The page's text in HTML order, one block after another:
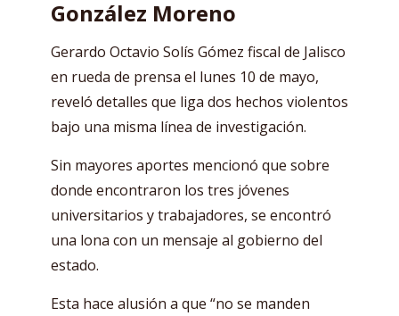
González Moreno
Gerardo Octavio Solís Gómez fiscal de Jalisco
en rueda de prensa el lunes 10 de mayo,
reveló detalles que liga dos hechos violentos
bajo una misma línea de investigación.
Sin mayores aportes mencionó que sobre
donde encontraron los tres jóvenes
universitarios y trabajadores, se encontró
una lona con un mensaje al gobierno del
estado.
Esta hace alusión a que “no se manden